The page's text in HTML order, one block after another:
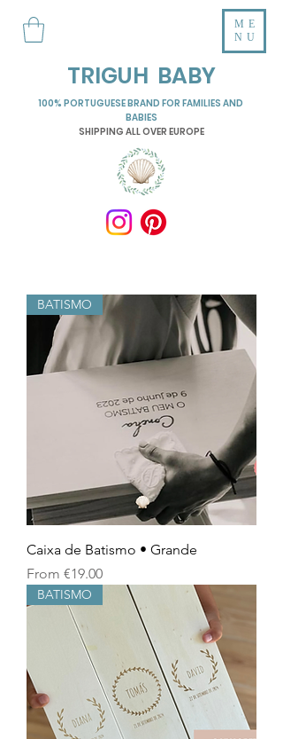
TRIGUH BABY
ME
NU
100% PORTUGUESE BRAND FOR FAMILIES AND
BABIES
SHIPPING ALL OVER EUROPE
BATISMO
Caixa de Batismo • Grande
From €19.00
Sale Price
BATISMO